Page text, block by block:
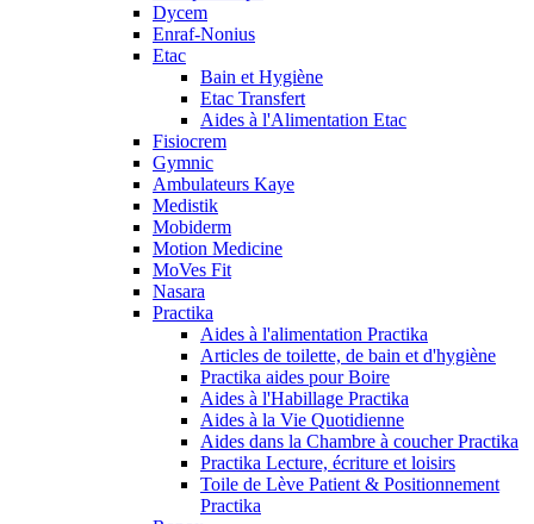
Dycem
Enraf-Nonius
Etac
Bain et Hygiène
Etac Transfert
Aides à l'Alimentation Etac
Fisiocrem
Gymnic
Ambulateurs Kaye
Medistik
Mobiderm
Motion Medicine
MoVes Fit
Nasara
Practika
Aides à l'alimentation Practika
Articles de toilette, de bain et d'hygiène
Practika aides pour Boire
Aides à l'Habillage Practika
Aides à la Vie Quotidienne
Aides dans la Chambre à coucher Practika
Practika Lecture, écriture et loisirs
Toile de Lève Patient & Positionnement
Practika